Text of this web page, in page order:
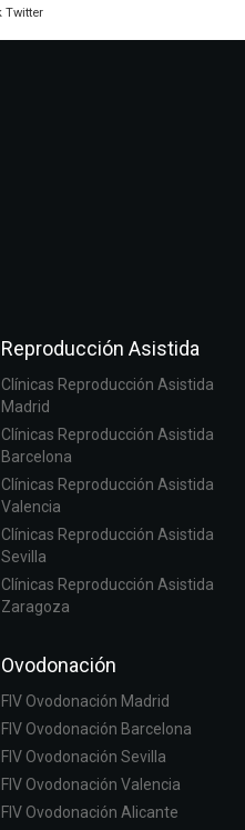
Twitter
Reproducción Asistida
Clínicas Reproducción Asistida
Madrid
Clínicas Reproducción Asistida
Barcelona
Clínicas Reproducción Asistida
Valencia
Clínicas Reproducción Asistida
Sevilla
Clínicas Reproducción Asistida
Zaragoza
Ovodonación
FIV Ovodonación Madrid
FIV Ovodonación Barcelona
FIV Ovodonación Sevilla
FIV Ovodonación Valencia
FIV Ovodonación Alicante